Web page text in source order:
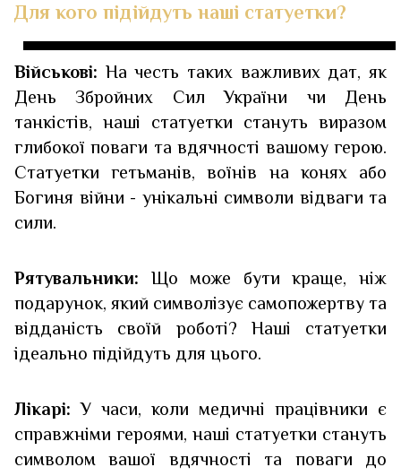
Для кого підійдуть наші статуетки?
Військові: На честь таких важливих дат, як
День Збройних Сил України чи День
танкістів, наші статуетки стануть виразом
глибокої поваги та вдячності вашому герою.
Статуетки гетьманів, воїнів на конях або
Богиня війни - унікальні символи відваги та
сили.
Рятувальники: Що може бути краще, ніж
подарунок, який символізує самопожертву та
відданість своїй роботі? Наші статуетки
ідеально підійдуть для цього.
Лікарі: У часи, коли медичні працівники є
справжніми героями, наші статуетки стануть
символом вашої вдячності та поваги до